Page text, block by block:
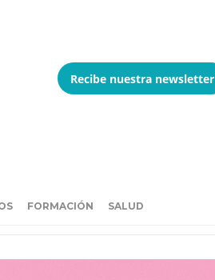
Recibe nuestra newsletter
FORMACIÓN SALUD